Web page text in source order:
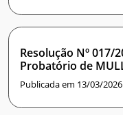
Resolução Nº 017/
Probatório de
Publicada em 13/03/2026